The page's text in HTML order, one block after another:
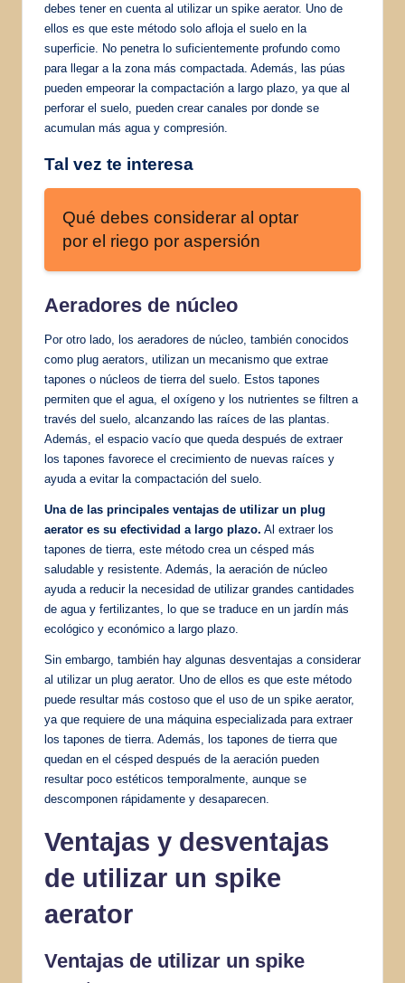
debes tener en cuenta al utilizar un spike aerator. Uno de
ellos es que este método solo afloja el suelo en la
superficie. No penetra lo suficientemente profundo como
para llegar a la zona más compactada. Además, las púas
pueden empeorar la compactación a largo plazo, ya que al
perforar el suelo, pueden crear canales por donde se
acumulan más agua y compresión.
Tal vez te interesa
Qué debes considerar al optar
por el riego por aspersión
Aeradores de núcleo
Por otro lado, los aeradores de núcleo, también conocidos
como plug aerators, utilizan un mecanismo que extrae
tapones o núcleos de tierra del suelo. Estos tapones
permiten que el agua, el oxígeno y los nutrientes se filtren a
través del suelo, alcanzando las raíces de las plantas.
Además, el espacio vacío que queda después de extraer
los tapones favorece el crecimiento de nuevas raíces y
ayuda a evitar la compactación del suelo.
Una de las principales ventajas de utilizar un plug
aerator es su efectividad a largo plazo. Al extraer los
tapones de tierra, este método crea un césped más
saludable y resistente. Además, la aeración de núcleo
ayuda a reducir la necesidad de utilizar grandes cantidades
de agua y fertilizantes, lo que se traduce en un jardín más
ecológico y económico a largo plazo.
Sin embargo, también hay algunas desventajas a considerar
al utilizar un plug aerator. Uno de ellos es que este método
puede resultar más costoso que el uso de un spike aerator,
ya que requiere de una máquina especializada para extraer
los tapones de tierra. Además, los tapones de tierra que
quedan en el césped después de la aeración pueden
resultar poco estéticos temporalmente, aunque se
descomponen rápidamente y desaparecen.
Ventajas y desventajas
de utilizar un spike
aerator
Ventajas de utilizar un spike